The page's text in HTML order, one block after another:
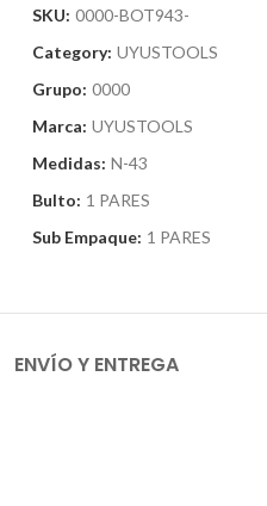
SKU: 0000-BOT943-
Category: UYUSTOOLS
Grupo: 0000
Marca: UYUSTOOLS
Medidas: N-43
Bulto: 1 PARES
Sub Empaque: 1 PARES
ENVÍO Y ENTREGA